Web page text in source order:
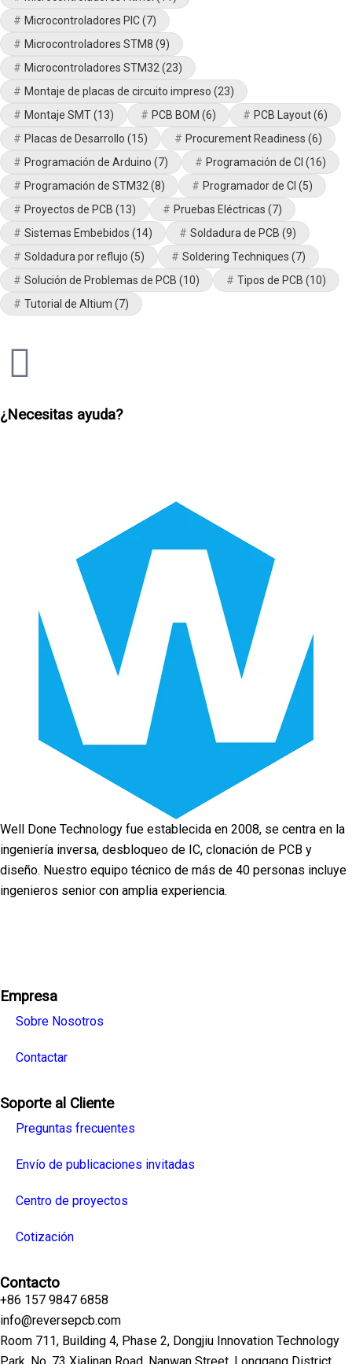
Microcontroladores PIC(7)
Microcontroladores STM8 (9)
Microcontroladores STM32(23)
Montaje de placas de circuito impreso (23)
Montaje SMT(13) PCB BOM (6) PCB Layout(6)
Placas de Desarrollo (15) Procurement Readiness (6)
Programación de Arduino (7) Programación de CI (16)
Programación de STM32(8) Programador de CI (5)
Proyectos de PCB (13) Pruebas Eléctricas (7)
Sistemas Embebidos (14) Soldadura de PCB (9)
Soldadura por reflujo (5) Soldering Techniques (7)
Solución de Problemas de PCB (10) Tipos de PCB (10)
Tutorial de Altium (7)
¿Necesitas ayuda?
Well Done Technology fue establecida en 2008, se centra en la
ingeniería inversa, desbloqueo de IC, clonación de PCB y
diseño. Nuestro equipo técnico de más de 40 personas incluye
ingenieros senior con amplia experiencia.
Empresa
Sobre Nosotros
Contactar
Soporte al Cliente
Preguntas frecuentes
Envío de publicaciones invitadas
Centro de proyectos
Cotización
Contacto
+86 157 9847 6858
info@reversepcb.com
Room 711, Building 4, Phase 2, Dongjiu Innovation Technology